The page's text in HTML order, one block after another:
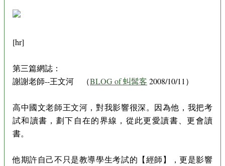
[hr]
第三篇網誌：
謝謝老師--王文河 （BLOG of 虯髯客 2008/10/11）
高中國文老師王文河，對我影響很深。因為他，我把考
試和讀書，劃下自在的界線，從此更愛讀書、更會讀
書。
他期許自己不只是教導學生考試的【經師】，更是影響